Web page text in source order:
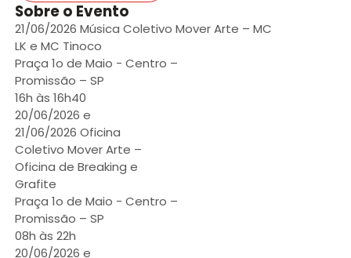
Sobre o Evento
21/06/2026 Música Coletivo Mover Arte – MC
LK e MC Tinoco
Praça 1o de Maio - Centro –
Promissão – SP
16h às 16h40
20/06/2026 e
21/06/2026 Oficina
Coletivo Mover Arte –
Oficina de Breaking e
Grafite
Praça 1o de Maio - Centro –
Promissão – SP
08h às 22h
20/06/2026 e